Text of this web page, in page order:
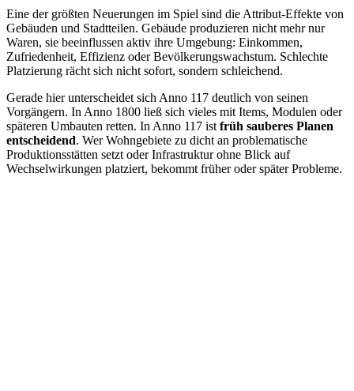
Eine der größten Neuerungen im Spiel sind die Attribut-Effekte von
Gebäuden und Stadtteilen. Gebäude produzieren nicht mehr nur
Waren, sie beeinflussen aktiv ihre Umgebung: Einkommen,
Zufriedenheit, Effizienz oder Bevölkerungswachstum. Schlechte
Platzierung rächt sich nicht sofort, sondern schleichend.
Gerade hier unterscheidet sich Anno 117 deutlich von seinen
Vorgängern. In Anno 1800 ließ sich vieles mit Items, Modulen oder
späteren Umbauten retten. In Anno 117 ist früh sauberes Planen
entscheidend. Wer Wohngebiete zu dicht an problematische
Produktionsstätten setzt oder Infrastruktur ohne Blick auf
Wechselwirkungen platziert, bekommt früher oder später Probleme.